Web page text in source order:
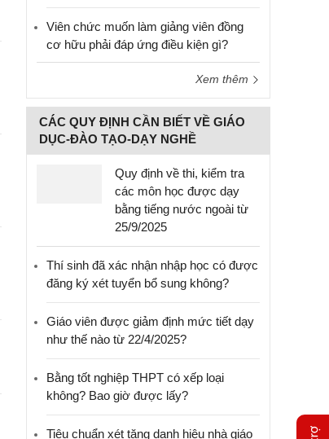
Viên chức muốn làm giảng viên đồng
cơ hữu phải đáp ứng điều kiện gì?
Xem thêm
CÁC QUY ĐỊNH CẦN BIẾT VỀ GIÁO
DỤC-ĐÀO TẠO-DẠY NGHỀ
Quy định về thi, kiểm tra
các môn học được dạy
bằng tiếng nước ngoài từ
25/9/2025
Thí sinh đã xác nhận nhập học có được
đăng ký xét tuyển bổ sung không?
Giáo viên được giảm định mức tiết dạy
như thế nào từ 22/4/2025?
Bằng tốt nghiệp THPT có xếp loại
không? Bao giờ được lấy?
Tiêu chuẩn xét tặng danh hiệu nhà giáo